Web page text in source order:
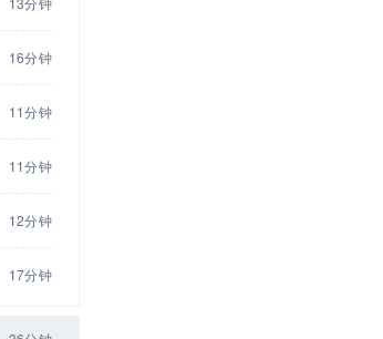
16分钟
11分钟
11分钟
12分钟
17分钟